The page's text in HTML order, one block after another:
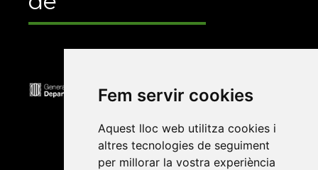
Fem servir cookies
Aquest lloc web utilitza cookies i
altres tecnologies de seguiment
per millorar la vostra experiència